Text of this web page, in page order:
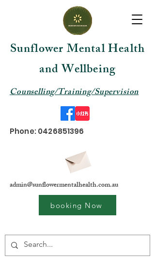
Sunflower Mental Health
and Wellbeing
Counselling/Training/Supervision
Phone:0426851396
admin@sunflowermentalhealth.com.au
booking Now